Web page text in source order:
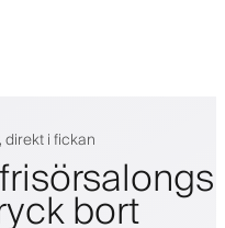
i fickan
bort